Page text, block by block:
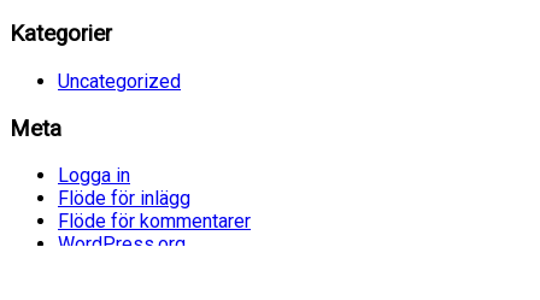
Kategorier
Uncategorized
Meta
Logga in
Flöde för inlägg
Flöde för kommentarer
WordPress.org